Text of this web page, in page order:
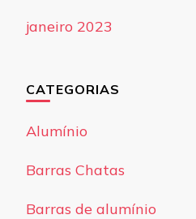
janeiro 2023
CATEGORIAS
Alumínio
Barras Chatas
Barras de alumínio